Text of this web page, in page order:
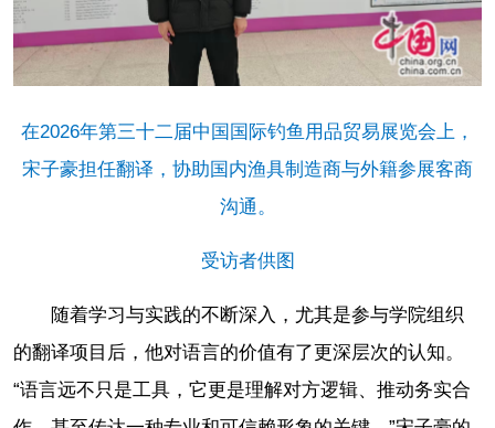
在2026年第三十二届中国国际钓鱼用品贸易展览会上，
宋子豪担任翻译，协助国内渔具制造商与外籍参展客商
沟通。
受访者供图
随着学习与实践的不断深入，尤其是参与学院组织
的翻译项目后，他对语言的价值有了更深层次的认知。
“语言远不只是工具，它更是理解对方逻辑、推动务实合